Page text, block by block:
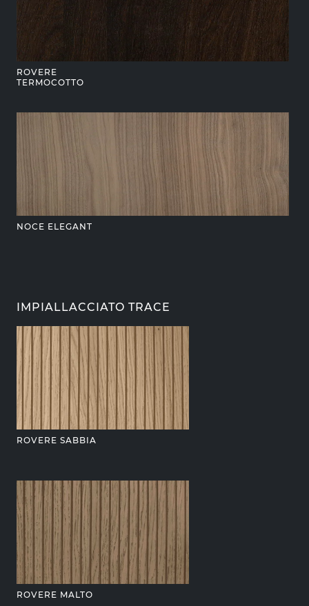
ROVERE
TERMOCOTTO
NOCE ELEGANT
IMPIALLACCIATO TRACE
ROVERE SABBIA
ROVERE MALTO